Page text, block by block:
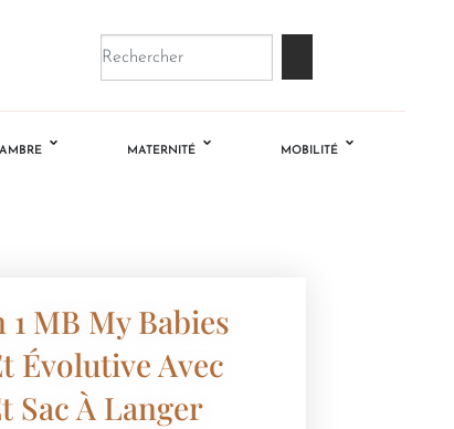
MATERNITÉ MOBILITÉ
1 MB My Babies
Évolutive Avec
Sac À Langer